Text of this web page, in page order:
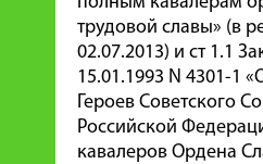
трудовой славы» (в
02.07.2013) и ст 1.1
15.01.1993 N 4301-1
Героев Советского
Российской
кавалеров Ордена